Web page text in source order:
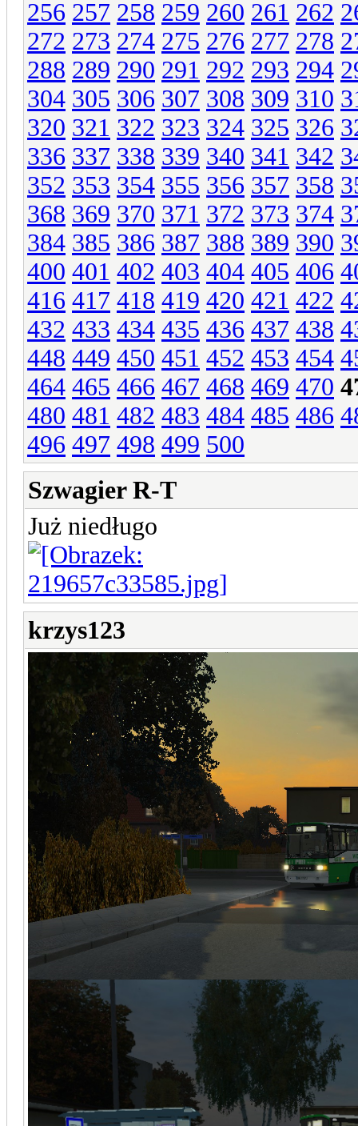
256 257 258 259 260 261 262
272 273 274 275 276 277 278
288 289 290 291 292 293 294
304 305 306 307 308 309 310
320 321 322 323 324 325 326
336 337 338 339 340 341 342
352 353 354 355 356 357 358
368 369 370 371 372 373 374
384 385 386 387 388 389 390
400 401 402 403 404 405 406
416 417 418 419 420 421 422
432 433 434 435 436 437 438
448 449 450 451 452 453 454
464 465 466 467 468 469 470
480 481 482 483 484 485 486
496 497 498 499 500
Szwagier R-T
Już niedługo
krzys123